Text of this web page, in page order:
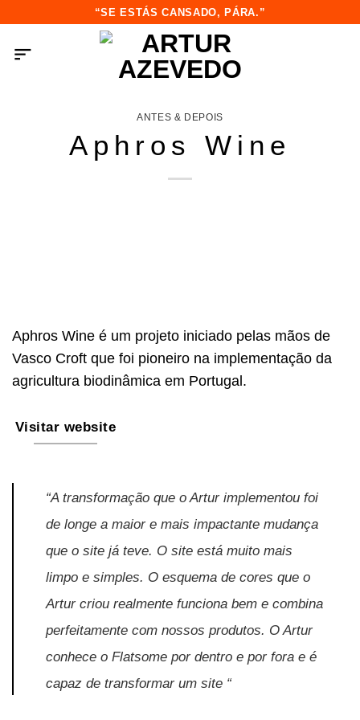
“SE ESTÁS CANSADO, PÁRA.”
ANTES & DEPOIS
Aphros Wine
Aphros Wine é um projeto iniciado pelas mãos de
Vasco Croft que foi pioneiro na implementação da
agricultura biodinâmica em Portugal.
Visitar website
“A transformação que o Artur implementou foi
de longe a maior e mais impactante mudança
que o site já teve. O site está muito mais
limpo e simples. O esquema de cores que o
Artur criou realmente funciona bem e combina
perfeitamente com nossos produtos. O Artur
conhece o Flatsome por dentro e por fora e é
capaz de transformar um site “